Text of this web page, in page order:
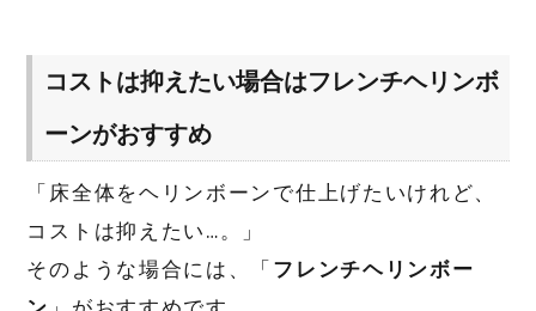
コストは抑えたい場合はフレンチヘリンボ
ーンがおすすめ
「床全体をヘリンボーンで仕上げたいけれど、
コストは抑えたい…。」
そのような場合には、「フレンチヘリンボー